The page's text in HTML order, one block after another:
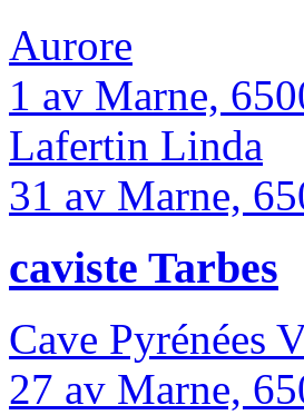
Aurore
1 av Marne,
Lafertin Linda
31 av Marne,
caviste Tarbes
Cave Pyrénées
27 av Marne,